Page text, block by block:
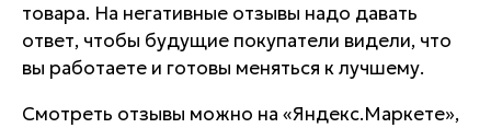
товара. На негативные отзывы надо давать
ответ, чтобы будущие покупатели видели, что
вы работаете и готовы меняться к лучшему.
Смотреть отзывы можно на «Яндекс.Маркете»,